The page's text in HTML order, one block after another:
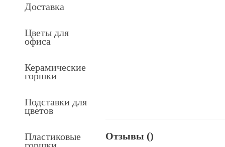
Доставка
Цветы для
офиса
Керамические
горшки
Подставки для
цветов
Пластиковые Отзывы ()